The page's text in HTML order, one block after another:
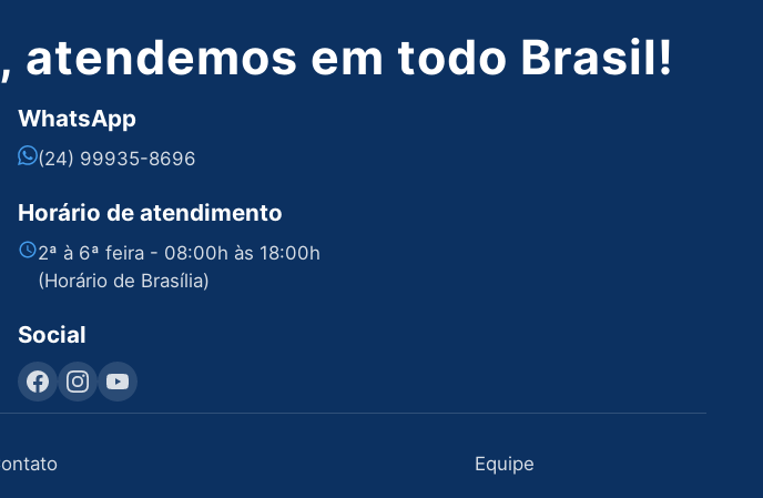
em todo Brasil!
WhatsApp
(24) 99935-8696
Horário de atendimento
2ª à 6ª feira - 08:00h às 18:00h
(Horário de Brasília)
Social
Equipe